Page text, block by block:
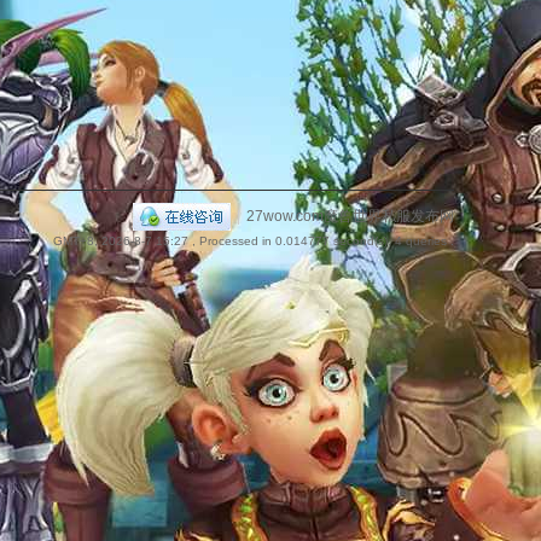
捷
航
| 27wow.com魔兽世界私服发布网
GMT+8, 2026-8-7 15:27, Processed in 0.014777 second(s), 4 queries .